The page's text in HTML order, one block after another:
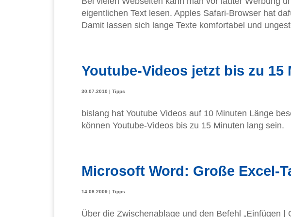
eigentlichen Text lesen. Apples Safari-Browser hat
Damit lassen sich lange Texte komfortabel und
Youtube-Videos jetzt bis zu 15
30.07.2010 | Tipps
bislang hat Youtube Videos auf 10 Minuten Länge
können Youtube-Videos bis zu 15 Minuten lang sein.
Microsoft Word: Große Excel-
14.08.2009 | Tipps
Über die Zwischenablage und den Befehl „Einfügen |